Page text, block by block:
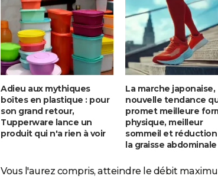
Adieu aux mythiques
boîtes en plastique : pour
son grand retour,
Tupperware lance un
produit qui n'a rien à voir
La marche japonaise,
nouvelle tendance
promet meilleure
physique, meilleur
sommeil et
la graisse abdominale
Vous l'aurez compris, atteindre le débit